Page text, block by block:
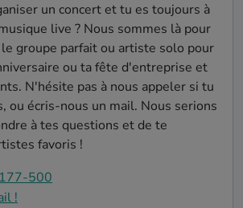
un concert et tu es toujours à
live ? Nous sommes là pour
groupe parfait ou artiste solo pour
ou ta fête d'entreprise et
N'hésite pas à nous appeler si tu
ou écris-nous un mail. Nous serions
à tes questions et de te
favoris !
500
!